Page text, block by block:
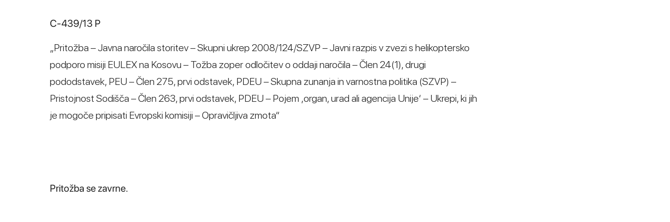
C‑439/13 P
„Pritožba – Javna naročila storitev – Skupni ukrep 2008/124/SZVP – Javni razpis v zvezi s helikoptersko
podporo misiji EULEX na Kosovu – Tožba zoper odločitev o oddaji naročila – Člen 24(1), drugi
pododstavek, PEU – Člen 275, prvi odstavek, PDEU – Skupna zunanja in varnostna politika (SZVP) –
Pristojnost Sodišča – Člen 263, prvi odstavek, PDEU – Pojem ‚organ, urad ali agencija Unije‘ – Ukrepi, ki jih
je mogoče pripisati Evropski komisiji – Opravičljiva zmota“
Pritožba se zavrne.